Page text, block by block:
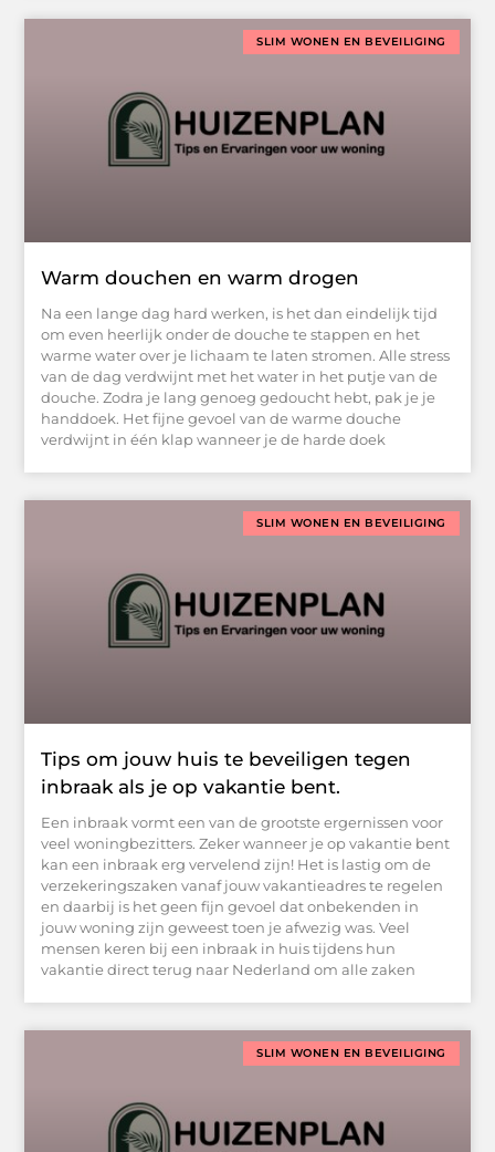
SLIM WONEN EN BEVEILIGING
Warm douchen en warm drogen
Na een lange dag hard werken, is het dan eindelijk tijd
om even heerlijk onder de douche te stappen en het
warme water over je lichaam te laten stromen. Alle stress
van de dag verdwijnt met het water in het putje van de
douche. Zodra je lang genoeg gedoucht hebt, pak je je
handdoek. Het fijne gevoel van de warme douche
verdwijnt in één klap wanneer je de harde doek
SLIM WONEN EN BEVEILIGING
Tips om jouw huis te beveiligen tegen
inbraak als je op vakantie bent.
Een inbraak vormt een van de grootste ergernissen voor
veel woningbezitters. Zeker wanneer je op vakantie bent
kan een inbraak erg vervelend zijn! Het is lastig om de
verzekeringszaken vanaf jouw vakantieadres te regelen
en daarbij is het geen fijn gevoel dat onbekenden in
jouw woning zijn geweest toen je afwezig was. Veel
mensen keren bij een inbraak in huis tijdens hun
vakantie direct terug naar Nederland om alle zaken
SLIM WONEN EN BEVEILIGING